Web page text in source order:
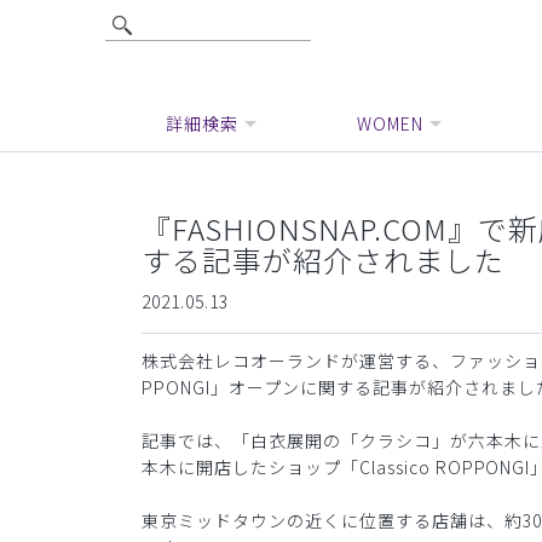
詳細検索 WOMEN
『FASHIONSNAP.COM』
する記事が紹介されました
2021.05.13
株式会社レコオーランドが運営する、ファッシ
PPONGI」オープンに関する記事が紹介されまし
記事では、「白衣展開の「クラシコ」が六本木
本木に開店したショップ「Classico ROPPONGI
東京ミッドタウンの近くに位置する店舗は、約